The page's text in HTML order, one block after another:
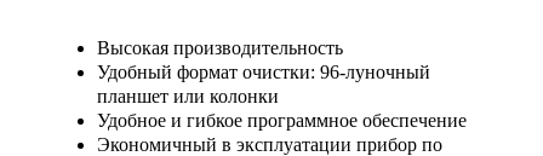
Высокая производительность
Удобный формат очистки: 96-луночный
планшет или колонки
Удобное и гибкое программное обеспечение
Экономичный в эксплуатации прибор по